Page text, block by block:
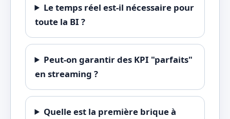
Le temps réel est-il nécessaire pour
toute la BI ?
Peut-on garantir des KPI "parfaits"
en streaming ?
Quelle est la première brique à